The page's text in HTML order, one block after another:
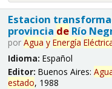
Estacion
provincia deRío
por Agua y Energía
Idioma: Español
Editor: Buenos Aires:
estado, 1988